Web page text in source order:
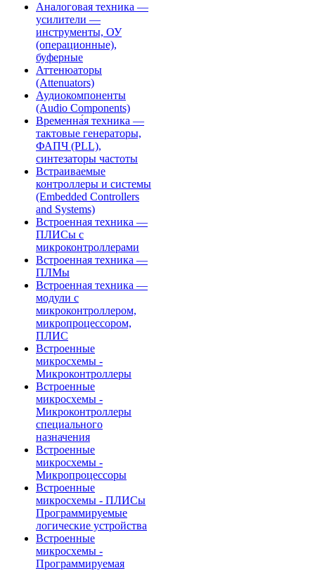
Аналоговая техника —
усилители —
инструменты, ОУ
(операционные),
буферные
Аттенюаторы
(Attenuators)
Аудиокомпоненты
(Audio Components)
Временна́я техника —
тактовые генераторы,
ФАПЧ (PLL),
синтезаторы частоты
Встраиваемые
контроллеры и системы
(Embedded Controllers
and Systems)
Встроенная техника —
ПЛИСы с
микроконтроллерами
Встроенная техника —
ПЛМы
Встроенная техника —
модули с
микроконтроллером,
микропроцессором,
ПЛИС
Встроенные
микросхемы -
Микроконтроллеры
Встроенные
микросхемы -
Микроконтроллеры
специального
назначения
Встроенные
микросхемы -
Микропроцессоры
Встроенные
микросхемы - ПЛИСы
Программируемые
логические устройства
Встроенные
микросхемы -
Программируемая